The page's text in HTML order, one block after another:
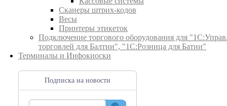
Сканеры штрих-кодов
Весы
Принтеры этикеток
Подключение торгового оборудования для
торговлей для Балтии", "1С:Розница для Батии"
Терминалы и Инфокиоски
Подписка на новости